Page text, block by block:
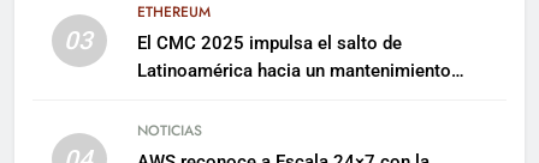
03
ETHEREUM
El CMC 2025 impulsa el salto de
Latinoamérica hacia un mantenimiento
NOTICIAS